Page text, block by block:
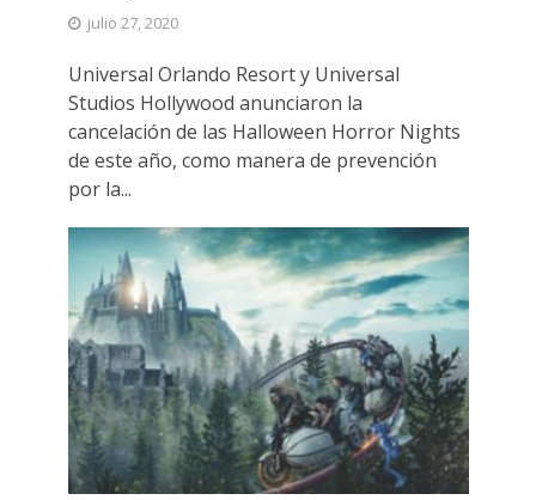
julio 27, 2020
Universal Orlando Resort y Universal
Studios Hollywood anunciaron la
cancelación de las Halloween Horror Nights
de este año, como manera de prevención
por la...